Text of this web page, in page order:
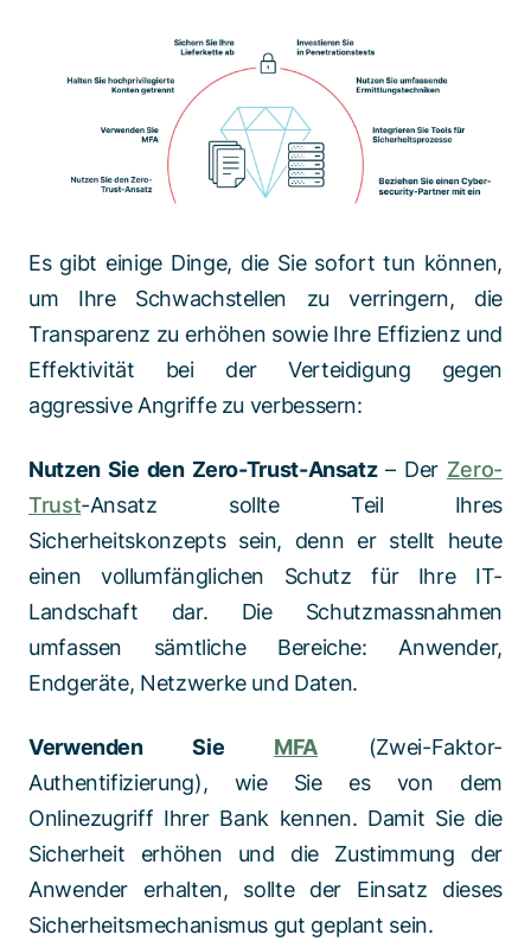
Es gibt einige Dinge, die Sie sofort tun können,
um Ihre Schwachstellen zu verringern, die
Transparenz zu erhöhen sowie Ihre Effizienz und
Effektivität bei der Verteidigung gegen
aggressive Angriffe zu verbessern:
Nutzen Sie den Zero-Trust-Ansatz– Der Zero-
Trust-Ansatz sollte Teil Ihres
Sicherheitskonzepts sein, denn er stellt heute
einen vollumfänglichen Schutz für Ihre IT-
Landschaft dar. Die Schutzmassnahmen
umfassen sämtliche Bereiche: Anwender,
Endgeräte, Netzwerke und Daten.
Verwenden Sie MFA(Zwei-Faktor-
Authentifizierung), wie Sie es von dem
Onlinezugriff Ihrer Bank kennen. Damit Sie die
Sicherheit erhöhen und die Zustimmung der
Anwender erhalten, sollte der Einsatz dieses
Sicherheitsmechanismus gut geplant sein.